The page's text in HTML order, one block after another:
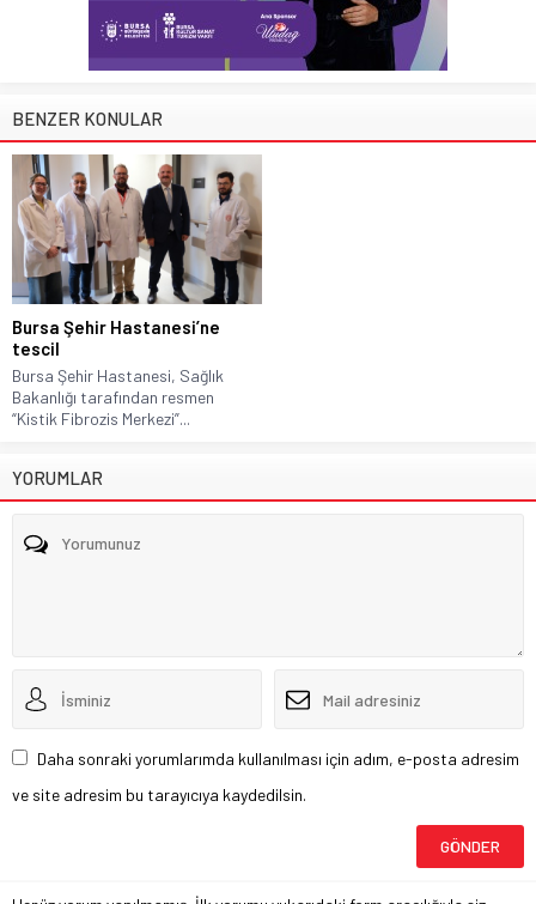
BENZER KONULAR
Bursa Şehir Hastanesi’ne
tescil
Bursa Şehir Hastanesi, Sağlık
Bakanlığı tarafından resmen
“Kistik Fibrozis Merkezi”...
YORUMLAR
Daha sonraki yorumlarımda kullanılması için adım, e-posta adresim
ve site adresim bu tarayıcıya kaydedilsin.